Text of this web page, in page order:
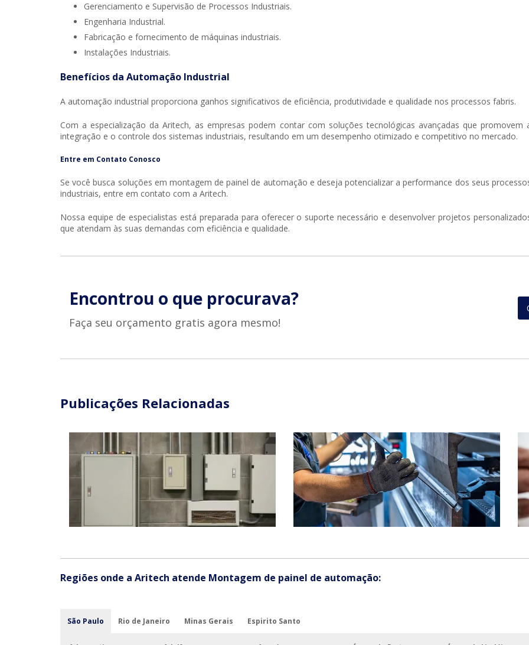
Gerenciamento e Supervisão de Processos Industriais.
Engenharia Industrial.
Fabricação e fornecimento de máquinas industriais.
Instalações Industriais.
Benefícios da Automação Industrial
A automação industrial proporciona ganhos significativos de eficiência, produtividade e qualidade nos processos fabris.
Com a especialização da Aritech, as empresas podem contar com soluções tecnológicas avançadas que promovem
integração e o controle dos sistemas industriais, resultando em um desempenho otimizado e competitivo no mercado.
Entre em Contato Conosco
Se você busca soluções em montagem de painel de automação e deseja potencializar a performance dos seus
industriais, entre em contato com a Aritech.
Nossa equipe de especialistas está preparada para oferecer o suporte necessário e desenvolver projetos
que atendam às suas demandas com eficiência e qualidade.
Encontrou o que procurava?
Faça seu orçamento gratis agora mesmo!
Publicações Relacionadas
Regiões onde a Aritech atende Montagem de painel de automação:
São Paulo Rio de Janeiro Minas Gerais Espirito Santo